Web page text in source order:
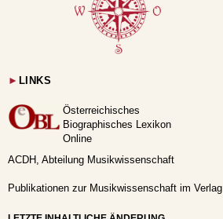
► LINKS
Österreichisches
Biographisches Lexikon
Online
ACDH, Abteilung Musikwissenschaft
Publikationen zur Musikwissenschaft im Verlag